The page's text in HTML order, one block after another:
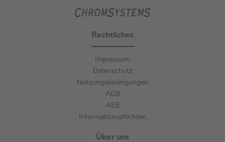
Rechtliches
Impressum
Datenschutz
Nutzungsbedingungen
AGB
AEB
Informationspflichten
Über uns